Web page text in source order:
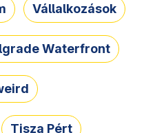
Vállalkozások
Waterfront
Tisza Pért